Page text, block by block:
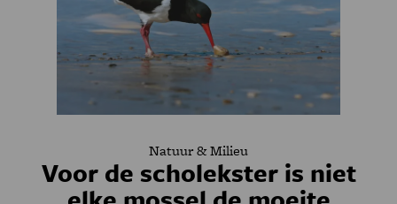
Natuur & Milieu
Voor de scholekster is niet